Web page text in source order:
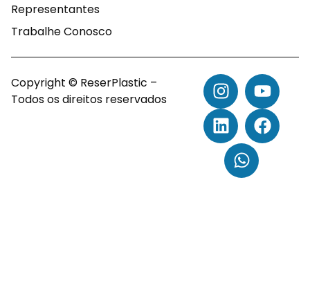
Representantes
Trabalhe Conosco
Copyright © ReserPlastic –
Todos os direitos reservados